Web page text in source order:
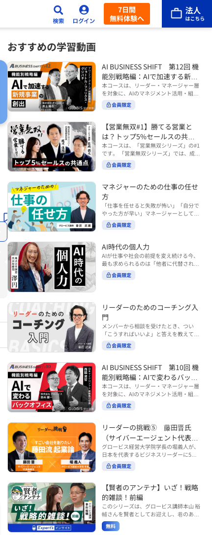
7日間
無料体験へ
おすすめの学習動画
AI BUSINESS SHIFT 第12回 機
能別戦略編：AIで加速する新規
事業の創出
本コースは、リーダー・マネージャー層
を対象に、AIのマネジメント活用・組織
活用を体系的に学ぶ 『AI BUSINESS SHI
FTシリーズ（全12回）』の第12回で
る新規事業の創出」では、新規事業やス
タートアップを取り巻く環境がどのよう
に変化しているのかを俯瞰し、新たな価
値創造と非連続な成長を生み出すため
に、AI時代における事業機会の捉え方
や、成功確率を高めるための考え方につ
携わるリーダー・マネージャーの方 ・AI
を活用して事業創出のスピードや成功確
率を高めたい方 ・AI時代における新規事
業リーダーの役割やマインドセットを学
びたい方 ■AIシフトシリーズとは？ 『AI
BUSINESS SHIFTシリーズ』は以下の3
す。（順次公開） https://unlimited.glo
bis.co.jp/ja/tags/AI%E3%83%93%E3%8
2%B8%E3%83%8D%E3%82%B9%E3%
82%B7%E3%83%95%E3%83%88 ・基
礎編（第1回〜3回）：リーダーやマネー
のリーダーシップや組織変革を中心に学
ぶコース ・機能別戦略編（第8回〜12
回）：AI時代における機能別での戦略の
あり方を中心に学ぶコース より実践的な
AIツールの活用法について学びたい方は
『AI WORK SHIFTシリーズ』をご視聴く
3%BC%E3%82%AF%E3%82%B7%E3%
83%95%E3%83%88 ※本コースは、AIの
マネジメント活用を学ぶ「AIビジネスシ
フト」シリーズの一環として提供してい
ます。 ※本動画は、制作時点の情報に基
づき作成したものです（2026年03月制
会員限定
【営業無双#1】勝てる営業と
は？トップ5%セールスの共通
点
本コースは、「営業無双シリーズ」の#1
です。 「営業無双シリーズ」では、成約
率アップに向けて、お客様に選ばれ続け
る無双の営業になるための実践的な考え
（#2以降は順次公開） 本コースでは、
「勝てる営業とは？トップ5%セールス
の共通点」をテーマに BtoBでお客様に
選ばれる営業の役割 トップ5％のセール
スに共通する行動や考え方 成果につなが
る実践的なポイント などを解説します。
◾️こんな方におすすめ 提案しても顧客に
が多い方 顧客の本当の課題や決裁者の判
断基準をつかみきれず、案件が前に進ま
ない方 再現性のある営業テクニックを身
につけたい方 ※本動画は、制作時点の情
報に基づき作成したものです（2026年7
会員限定
マネジャーのための仕事の任せ
方
「仕事を任せると失敗が怖い」「自分で
やった方が早い」マネージャーとしてメ
ンバーやチームの力を引き出しながら成
果を上げるには、どのように仕事を任せ
い時代において、マネージャーとして成
果を上げ続けるためには、メンバーの個
性や特性を理解し、それに合わせた効果
的な任せ方を身につけることが重要で
す。このコースでは、ソーシャルスタイ
し、自身のリーダーシップを発揮できる
ようになっていきます。 ※本動画は、制
作時点の情報に基づき作成したものです
（2024年12月制作）
会員限定
AI時代の個人力
AIが仕事や社会の前提を変え続ける今、
最も求められるのは「他者に代替されな
い個としての力」“個人力”です。 本コー
スでは、澤円氏の著書『個人力』をもと
ーマは、「Being（ありたい自分）」を
中心に据え、自ら考え（Think）、変化
し（Transform）、協働する（Collabor
ate）ことで、自分らしい価値を発揮し
ていくこと。 リスキリングやAI活用が叫
ばれる今こそ、スキルより先に“自分の
軸”を問うことが重要です。 あなたは何
か？ このコースは、あなたが“ありたい
自分”として生き、キャリアをデザイン
していくための思考と行動のガイドにな
ります。 ※本動画は、制作時点の情報に
基づき作成したものです（2025年11月
制作）
会員限定
リーダーのためのコーチング入
門
メンバーから相談を受けたとき、つい
「こうすればいいよ」と答えを教えてし
まう。 あるいは、「自分で考えてほし
い」と思うあまり、すべて任せきりにし
つつ、自律的に仕事を進めてもらうため
にはどうすればよいのか。 こうした悩み
に直面するリーダー・マネージャーの方
は多いのではないでしょうか。 変化が激
しく、正解のない現代においては、指示
や助言にとどまらず、メンバーの思考を
引き出し、自律的な行動を促す「コーチ
す。 本コースでは、基礎的なコーチング
の考え方を押さえたうえで、実際の職場
で起こりがちな事例をもとに、相手の思
考と行動を引き出す関わり方を学びま
す。 また、代表的なコーチングのフレー
ムワークである「GROWモデル」を取り
の主体性を引き出していくのかを、わか
りやすく解説します。 メンバーとの対話
を、成長を促す機会へと変えていく。そ
の第一歩としておすすめのコースです。
コース内で紹介している「傾聴力」を深
めたい方は、こちらも合わせてご覧くだ
さい。 ・傾聴力 ~リーダーのための聴く
会員限定
AI BUSINESS SHIFT 第10回 機
能別戦略編：AIで変わるバック
オフィス
本コースは、リーダー・マネージャー層
を対象に、AIのマネジメント活用・組織
活用を体系的に学ぶ 『AI BUSINESS SHI
FTシリーズ（全12回）』の第10回で
バックオフィス」では、人事・総務・労
務・経理・情報システムなどのバックオ
フィス領域において、定型業務の自動化
や効率化といった現場レベルのAI活用だ
けでなく、いかにして経営や戦略に貢献
する存在へと進化していくのかについて
考えを深め、学んでいきます。 ■こんな
理・情シスなど、バックオフィス部門を
率いるリーダー・マネージャーの方 ・バ
ックオフィス業務へのAI活用やDX推進を
担っている方 ・AI時代におけるバックオ
フィスの役割や戦略のあり方を考えたい
方 ■AIシフトシリーズとは？ 『AI BUSI
会員限定
リーダーの挑戦⑤ 藤田晋氏
（サイバーエージェント代表取
締役）
グロービス経営大学院学長の堀義人が、
日本を代表するビジネスリーダーに5つ
の質問（能力開発／挑戦／試練／仲間／
志）を投げかけ、その人生哲学を解き明
ーエージェント代表取締役の藤田晋氏。
起業の理由、経営をどうやって学んだ
か、アメーバブログ・ABEMAの立ち上
げ、経営チームづくりについてなど聞い
ていきます。（肩書きは2020年12月11
日撮影当時のもの） 藤田 晋 サイバー
会員限定
【賢者のアンテナ】いざ！戦略
的雑談！前編
このシリーズは、グロービス講師本山 裕
輔さんを賢者としてお迎えし、巷のあり
とあらゆるものを独自の視点で紐解き、
皆様の学びの意欲を刺激するコンテンツ
無料